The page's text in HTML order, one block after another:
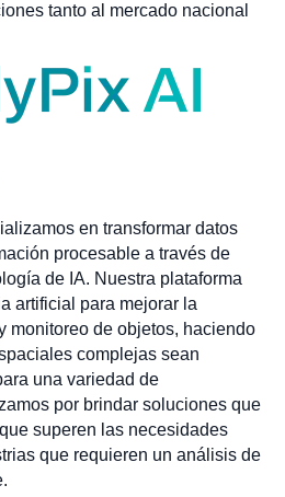
tanto al mercado nacional
en transformar datos
procesable a través de
de IA. Nuestra plataforma
artificial para mejorar la
monitoreo de objetos, haciendo
complejas sean
una variedad de
por brindar soluciones que
superen las necesidades
que requieren un análisis de